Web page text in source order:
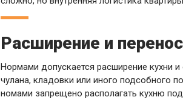
Расширение и
Нормами допускается расширение кухни
чулана, кладовки или иного подсобного
номами запрещено располагать кухню